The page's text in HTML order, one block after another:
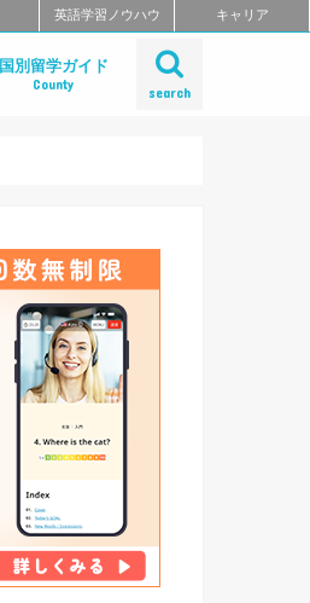
英語学習ノウハウ キャリア
search
国別留学ガイド
County